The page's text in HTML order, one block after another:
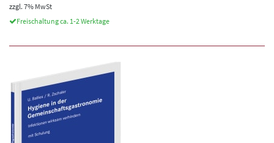
zzgl. 7% MwSt
Freischaltung ca. 1-2 Werktage